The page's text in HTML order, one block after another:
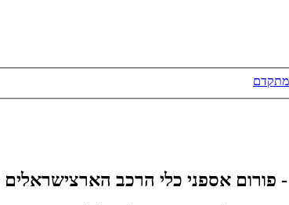
מתקדם
פורום אספני כלי הרכב